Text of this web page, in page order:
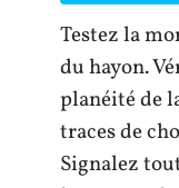
Testez la
du hayon.
planéité de
traces de
Signalez